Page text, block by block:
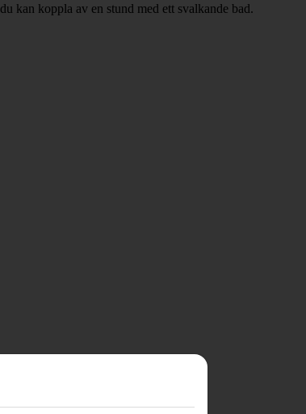
kan koppla av en stund med ett svalkande bad.